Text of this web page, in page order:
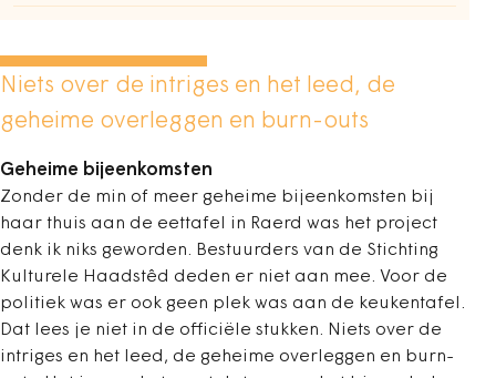
Niets over de intriges en het leed, de
geheime overleggen en burn-outs
Geheime bijeenkomsten
Zonder de min of meer geheime bijeenkomsten bij
haar thuis aan de eettafel in Raerd was het project
denk ik niks geworden. Bestuurders van de Stichting
Kulturele Haadstêd deden er niet aan mee. Voor de
politiek was er ook geen plek was aan de keukentafel.
Dat lees je niet in de officiële stukken. N iets over de
intriges en het leed, de geheime overleggen en burn-